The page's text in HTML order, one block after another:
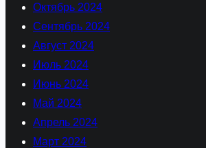
Октябрь 2024
Сентябрь 2024
Август 2024
Июль 2024
Июнь 2024
Май 2024
Апрель 2024
Март 2024